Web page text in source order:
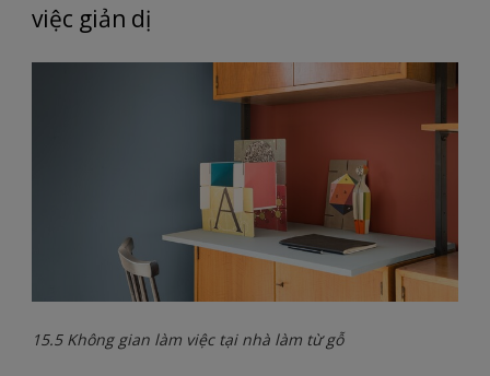
việc giản dị
15.5 Không gian làm việc tại nhà làm từ gỗ